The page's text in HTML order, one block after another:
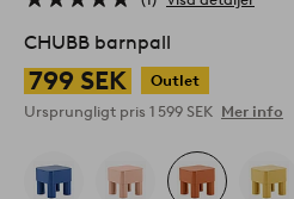
CHUBB barnpall
799 SEK
Outlet
Ursprungligt pris 1 599 SEK Mer info